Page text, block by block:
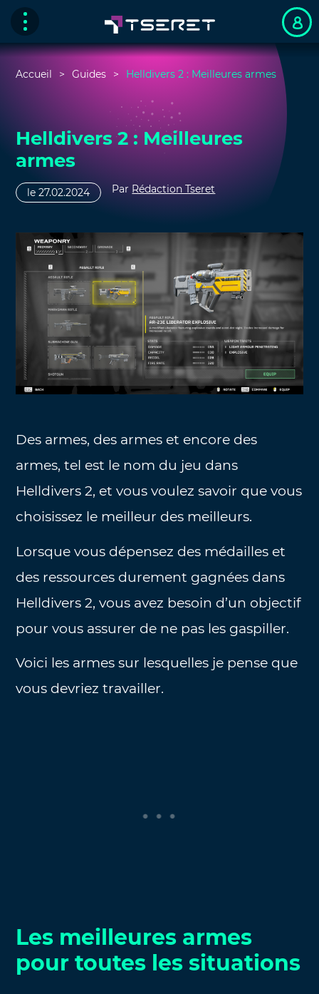
Accueil Guides Helldivers 2 : Meilleures armes
Helldivers 2 : Meilleures
armes
le 27.02.2024 Par Rédaction Tseret
Des armes, des armes et encore des
armes, tel est le nom du jeu dans
Helldivers 2, et vous voulez savoir que vous
choisissez le meilleur des meilleurs.
Lorsque vous dépensez des médailles et
des ressources durement gagnées dans
Helldivers 2, vous avez besoin d’un objectif
pour vous assurer de ne pas les gaspiller.
Voici les armes sur lesquelles je pense que
vous devriez travailler.
Les meilleures armes
pour toutes les situations